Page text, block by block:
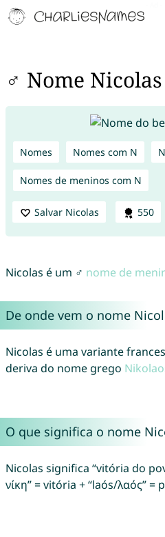
♂ Nome Nicolas
Nomes Nomes com N
Nomes de meninos com N
Salvar Nicolas 550
Nicolas é um ♂ nome de
De onde vem o nome
Nicolas é uma variante
deriva do nome grego
O que significa o nome
Nicolas significa “vitória do
νίκη” = vitória + “laós/λαός” =